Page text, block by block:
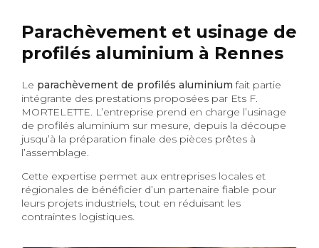
Parachèvement et usinage de
profilés aluminium à Rennes
Le parachèvement de profilés aluminium fait partie
intégrante des prestations proposées par Ets F.
MORTELETTE. L’entreprise prend en charge l’usinage
de profilés aluminium sur mesure, depuis la découpe
jusqu’à la préparation finale des pièces prêtes à
l’assemblage.
Cette expertise permet aux entreprises locales et
régionales de bénéficier d’un partenaire fiable pour
leurs projets industriels, tout en réduisant les
contraintes logistiques.